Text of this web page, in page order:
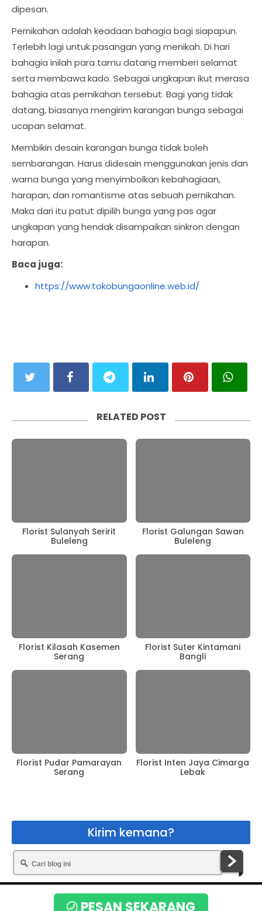
dipesan.
Pernikahan adalah keadaan bahagia bagi siapapun.
Terlebih lagi untuk pasangan yang menikah. Di hari
bahagia inilah para tamu datang memberi selamat
serta membawa kado. Sebagai ungkapan ikut merasa
bahagia atas pernikahan tersebut. Bagi yang tidak
datang, biasanya mengirim karangan bunga sebagai
ucapan selamat.
Membikin desain karangan bunga tidak boleh
sembarangan. Harus didesain menggunakan jenis dan
warna bunga yang menyimbolkan kebahagiaan,
harapan, dan romantisme atas sebuah pernikahan.
Maka dari itu patut dipilih bunga yang pas agar
ungkapan yang hendak disampaikan sinkron dengan
harapan.
Baca juga:
https://www.tokobungaonline.web.id/
RELATED POST
Florist Sulanyah Seririt
Buleleng
Florist Galungan Sawan
Buleleng
Florist Kilasah Kasemen
Serang
Florist Suter Kintamani
Bangli
Florist Pudar Pamarayan
Serang
Florist Inten Jaya Cimarga
Lebak
Kirim kemana?
Copyright © 2020
Toko Bunga Terbaik
PESAN SEKARANG